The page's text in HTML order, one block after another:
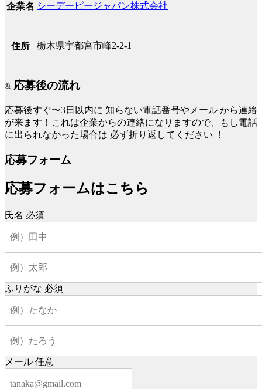
企業名 シーデーピージャパン株式会社
住所 栃木県宇都宮市峰2-2-1
応募後の流れ
応募後すぐ〜3日以内に 知らない電話番号やメール から連絡
が来ます！これは企業からの連絡になりますので、もし電話
に出られなかった場合は 必ず折り返してください ！
応募フォーム
応募フォームはこちら
氏名 必須
ふりがな 必須
メール 任意